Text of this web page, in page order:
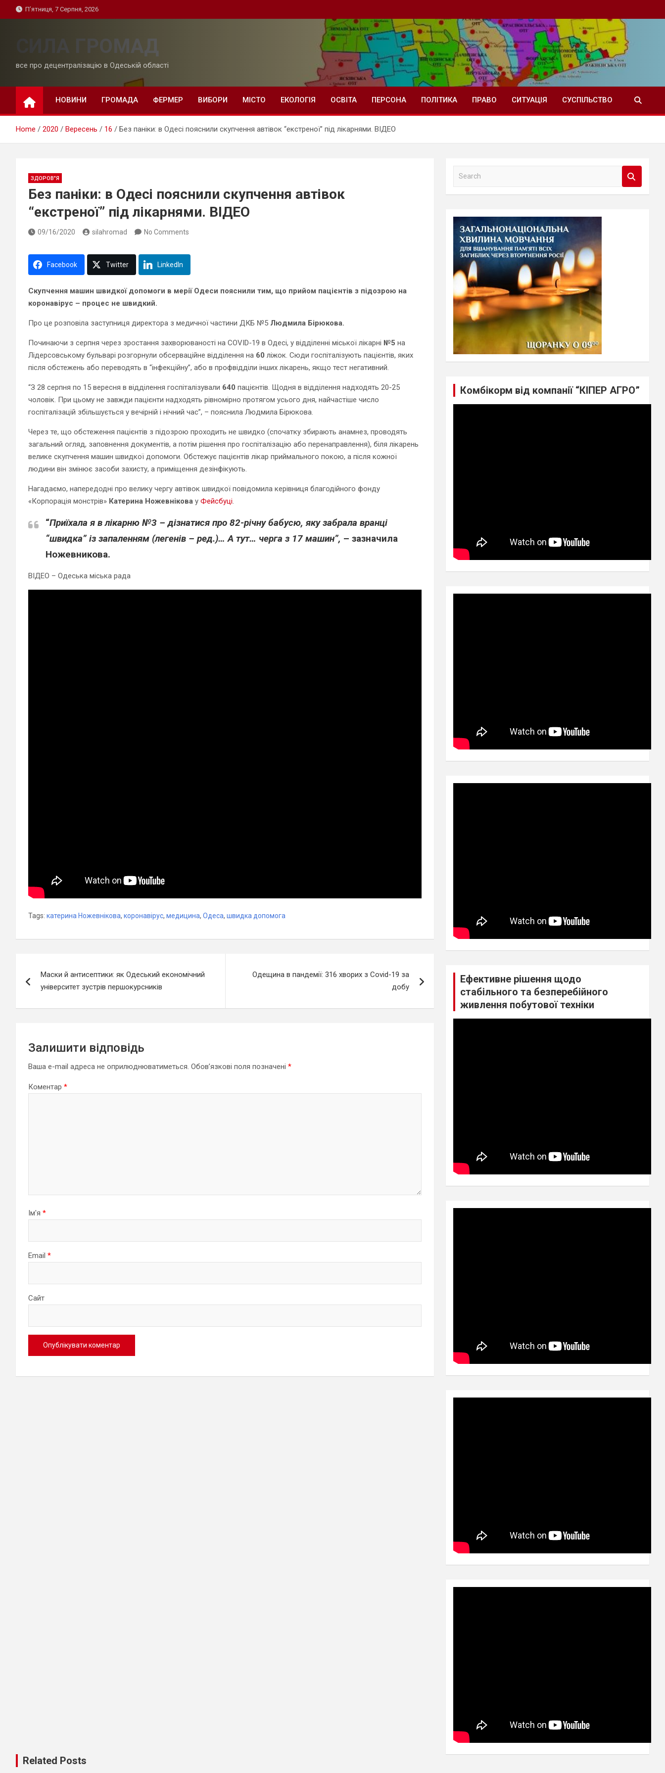
to
П’ятниця, 7 Серпня, 2026
СИЛА ГРОМАД
все про децентралізацію в Одеській області
НОВИНИ ГРОМАДА ФЕРМЕР ВИБОРИ МІСТО ЕКОЛОГІЯ ОСВІТА ПЕРСОНА ПОЛІТИКА ПРАВО СИТУАЦІЯ СУСПІЛЬСТВО
Home 2020 Вересень 16 Без паніки: в Одесі пояснили скупчення автівок “екстреної” під лікарнями. ВІДЕО
ЗДОРОВ"Я
Без паніки: в Одесі пояснили скупчення автівок
“екстреної” під лікарнями. ВІДЕО
09/16/2020 silahromad No Comments
Facebook Twitter LinkedIn
Скупчення машин швидкої допомоги в мерії Одеси пояснили тим, що прийом пацієнтів з підозрою на
коронавірус – процес не швидкий.
Про це розповіла заступниця директора з медичної частини ДКБ №5 Людмила Бірюкова.
Починаючи з серпня через зростання захворюваності на COVID-19 в Одесі, у відділенні міської лікарні №5 на
Лідерсовському бульварі розгорнули обсерваційне відділення на 60 ліжок. Сюди госпіталізують пацієнтів, яких
після обстежень або переводять в “інфекційну”, або в профвідділи інших лікарень, якщо тест негативний.
“З 28 серпня по 15 вересня в відділення госпіталізували 640 пацієнтів. Щодня в відділення надходять 20-25
чоловік. При цьому не завжди пацієнти надходять рівномірно протягом усього дня, найчастіше число
госпіталізацій збільшується у вечірній і нічний час”, – пояснила Людмила Бірюкова.
Через те, що обстеження пацієнтів з підозрою проходить не швидко (спочатку збирають анамнез, проводять
загальний огляд, заповнення документів, а потім рішення про госпіталізацію або перенаправлення), біля лікарень
велике скупчення машин швидкої допомоги. Обстежує пацієнтів лікар приймального покою, а після кожної
людини він змінює засоби захисту, а приміщення дезінфікують.
Нагадаємо, напередодні про велику чергу автівок швидкої повідомила керівниця благодійного фонду
«Корпорація монстрів» Катерина Ножевнікова у Фейсбуці.
“Приїхала я в лікарню №3 – дізнатися про 82-річну бабусю, яку забрала вранці
“швидка” із запаленням (легенів – ред.)… А тут… черга з 17 машин”, – зазначила
Ножевникова.
ВІДЕО – Одеська міська рада
Tags: катерина Ножевнікова, коронавірус, медицина, Одеса, швидка допомога
записів
Маски й антисептики: як Одеський економічний
університет зустрів першокурсників
Одещина в пандемії: 316 хворих з Covid-19 за
добу
Залишити відповідь
Ваша e-mail адреса не оприлюднюватиметься. Обов’язкові поля позначені *
Коментар *
Ім'я *
Email *
Сайт
a
Комбікорм від компанії “КІПЕР АГРО”
Ефективне рішення щодо
стабільного та безперебійного
живлення побутової техніки
Related Posts